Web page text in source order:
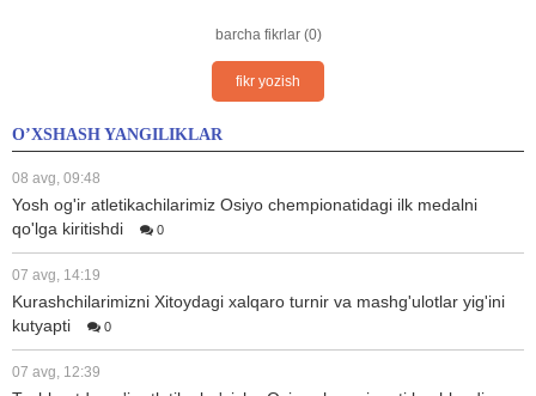
barcha fikrlar (0)
fikr yozish
O’XSHASH YANGILIKLAR
08 avg, 09:48
Yosh og'ir atletikachilarimiz Osiyo chempionatidagi ilk medalni
qo'lga kiritishdi
0
07 avg, 14:19
Kurashchilarimizni Xitoydagi xalqaro turnir va mashg'ulotlar yig'ini
kutyapti
0
07 avg, 12:39